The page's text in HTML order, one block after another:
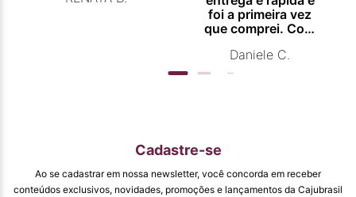
foi a primeira vez
que comprei. Com
comprar
novamente.
Daniele C.
Cadastre-se
Ao se cadastrar em nossa newsletter, você concorda em receber
conteúdos exclusivos, novidades, promoções e lançamentos da Cajubrasil